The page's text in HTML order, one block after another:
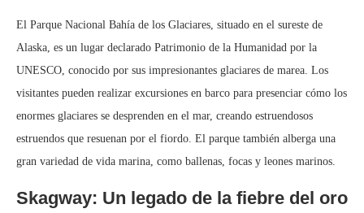
El Parque Nacional Bahía de los Glaciares, situado en el sureste de
Alaska, es un lugar declarado Patrimonio de la Humanidad por la
UNESCO, conocido por sus impresionantes glaciares de marea. Los
visitantes pueden realizar excursiones en barco para presenciar cómo los
enormes glaciares se desprenden en el mar, creando estruendosos
estruendos que resuenan por el fiordo. El parque también alberga una
gran variedad de vida marina, como ballenas, focas y leones marinos.
Skagway: Un legado de la fiebre del oro